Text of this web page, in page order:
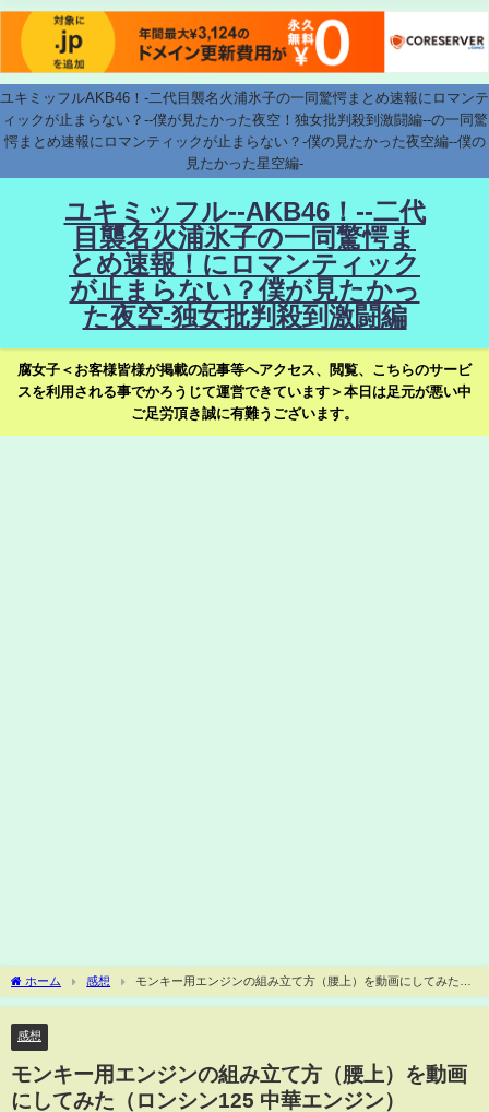
ユキミッフルAKB46！-二代目襲名火浦氷子の一同驚愕まとめ速報にロマンテ
ィックが止まらない？--僕が見たかった夜空！独女批判殺到激闘編--の一同驚
愕まとめ速報にロマンティックが止まらない？-僕の見たかった夜空編--僕の
見たかった星空編-
ユキミッフル--AKB46！--二代
目襲名火浦氷子の一同驚愕ま
とめ速報！にロマンティック
が止まらない？僕が見たかっ
た夜空-独女批判殺到激闘編
腐女子＜お客様皆様が掲載の記事等へアクセス、閲覧、こちらのサービ
スを利用される事でかろうじて運営できています＞本日は足元が悪い中
ご足労頂き誠に有難うございます。
ホーム 感想
モンキー用エンジンの組み立て方（腰上）を動画にしてみた
（ロンシン125 中華エンジン）
感想
モンキー用エンジンの組み立て方（腰上）を動画
にしてみた（ロンシン125 中華エンジン）